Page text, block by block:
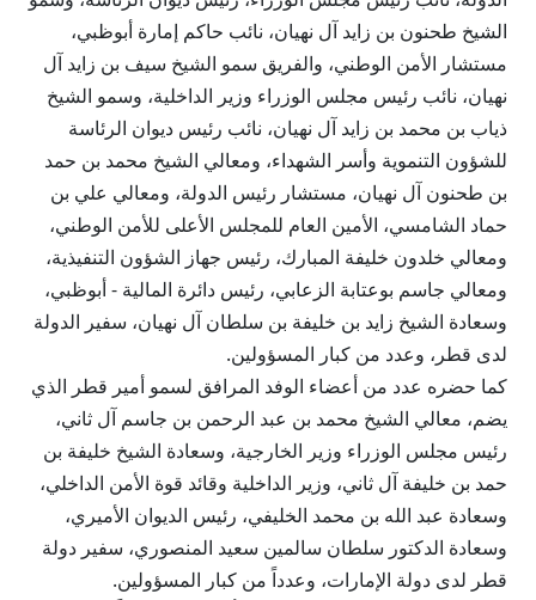
الشيخ طحنون بن زايد آل نهيان، نائب حاكم إمارة أبوظبي،
مستشار الأمن الوطني، والفريق سمو الشيخ سيف بن زايد آل
نهيان، نائب رئيس مجلس الوزراء وزير الداخلية، وسمو الشيخ
ذياب بن محمد بن زايد آل نهيان، نائب رئيس ديوان الرئاسة
للشؤون التنموية وأسر الشهداء، ومعالي الشيخ محمد بن حمد
بن طحنون آل نهيان، مستشار رئيس الدولة، ومعالي علي بن
حماد الشامسي، الأمين العام للمجلس الأعلى للأمن الوطني،
ومعالي خلدون خليفة المبارك، رئيس جهاز الشؤون التنفيذية،
ومعالي جاسم بوعتابة الزعابي، رئيس دائرة المالية - أبوظبي،
وسعادة الشيخ زايد بن خليفة بن سلطان آل نهيان، سفير الدولة
لدى قطر، وعدد من كبار المسؤولين.
كما حضره عدد من أعضاء الوفد المرافق لسمو أمير قطر الذي
يضم، معالي الشيخ محمد بن عبد الرحمن بن جاسم آل ثاني،
رئيس مجلس الوزراء وزير الخارجية، وسعادة الشيخ خليفة بن
حمد بن خليفة آل ثاني، وزير الداخلية وقائد قوة الأمن الداخلي،
وسعادة عبد الله بن محمد الخليفي، رئيس الديوان الأميري،
وسعادة الدكتور سلطان سالمين سعيد المنصوري، سفير دولة
قطر لدى دولة الإمارات، وعدداً من كبار المسؤولين.